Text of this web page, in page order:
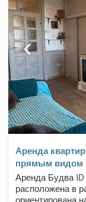
Аренда
прямым видом
Аренда Будва
расположена в
ориентирована